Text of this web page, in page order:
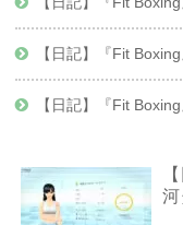
【日記】『Fit
【日記】『Fit